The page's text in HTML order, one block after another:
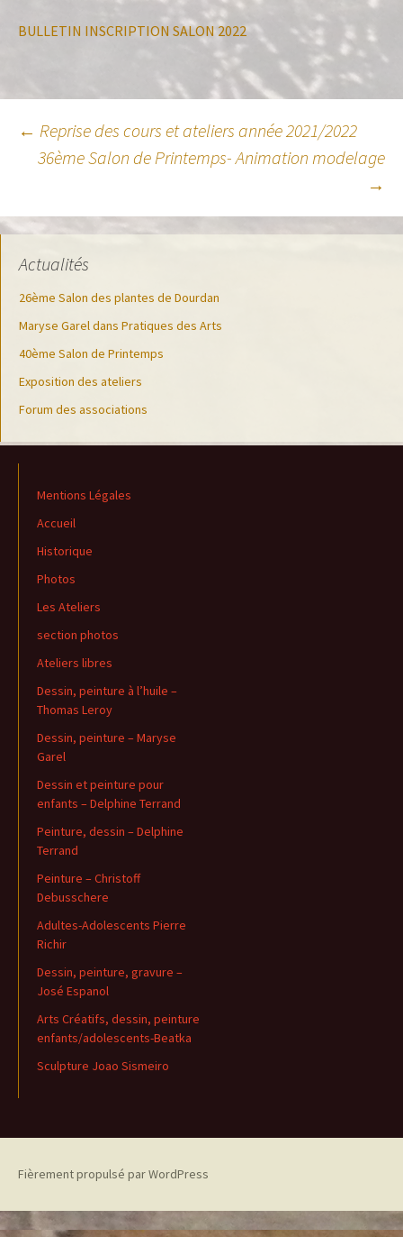
BULLETIN INSCRIPTION SALON 2022
Navigation des
articles
← Reprise des cours et ateliers année 2021/2022
36ème Salon de Printemps- Animation modelage
→
Actualités
26ème Salon des plantes de Dourdan
Maryse Garel dans Pratiques des Arts
40ème Salon de Printemps
Exposition des ateliers
Forum des associations
Mentions Légales
Accueil
Historique
Photos
Les Ateliers
section photos
Ateliers libres
Dessin, peinture à l’huile –
Thomas Leroy
Dessin, peinture – Maryse
Garel
Dessin et peinture pour
enfants – Delphine Terrand
Peinture, dessin – Delphine
Terrand
Peinture – Christoff
Debusschere
Adultes-Adolescents Pierre
Richir
Dessin, peinture, gravure –
José Espanol
Arts Créatifs, dessin, peinture
enfants/adolescents-Beatka
Sculpture Joao Sismeiro
Fièrement propulsé par WordPress